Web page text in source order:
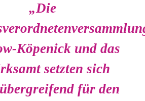
„Die
Köpenick und das
setzten sich
für den